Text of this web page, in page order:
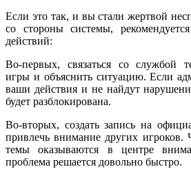
Если это так, и вы стали жертвой
со стороны системы,
действий:
Во-первых, связаться со службой
игры и объяснить ситуацию. Если
ваши действия и не найдут
будет разблокирована.
Во-вторых, создать запись на
привлечь внимание других игроков.
темы оказываются в центре
проблема решается довольно быстро.